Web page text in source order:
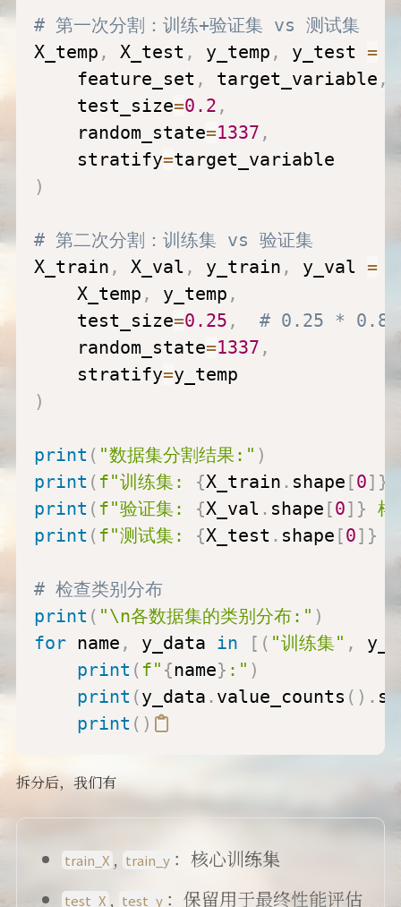
# 第一次分割：训练+验证集 vs 测试集
X_temp , X_test , y_temp , y_test =
    feature_set
, target_variable ,
    test_size
=0.2 ,
    random_state
=1337 ,
    stratify
=
)
# 第二次分割：训练集 vs 验证集
X_train , X_val , y_train , y_val =
    X_temp
, y_temp ,
    test_size
=0.25 ,
# 0.25 * 0.8 =
    random_state
=1337 ,
    stratify
=
)
print ( "数据集分割结果:" )
print (f"训练集: {X_train . shape [0] }
print (f"验证集: {X_val . shape [0] }
print (f"测试集: {X_test . shape [0] }
# 检查类别分布
print ( "\n各数据集的类别分布:" )
for name , y_data in [ ( "训练集" ,
print (f" {name} :" )
print (y_data . value_counts ( ) .
print ( )
拆分后，我们有
train_X, train_y ：核心训练集
test_X , test_y ：保留用于最终性能评估